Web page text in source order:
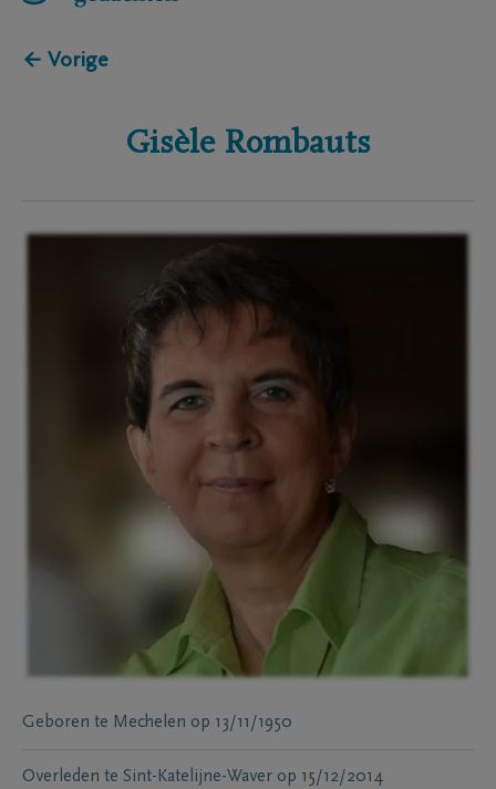
← Vorige
Gisèle Rombauts
Geboren te Mechelen op 13/11/1950
Overleden te Sint-Katelijne-Waver op 15/12/2014